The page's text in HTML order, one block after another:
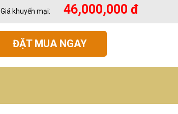
Giá khuyến mại: 46,000,000 đ
ĐẶT MUA NGAY